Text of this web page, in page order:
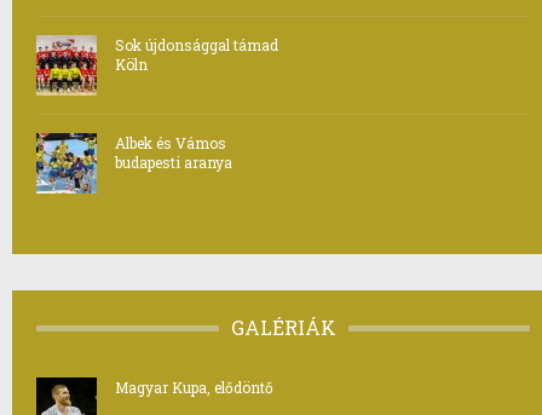
Sok újdonsággal támad
Köln
Albek és Vámos
budapesti aranya
GALÉRIÁK
Magyar Kupa, elődöntő